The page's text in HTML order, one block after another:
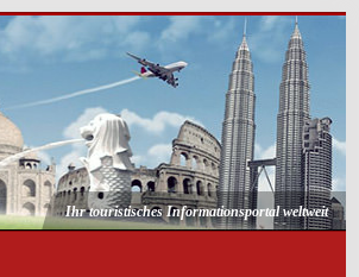
Ihr touristisches Informationsportal weltweit